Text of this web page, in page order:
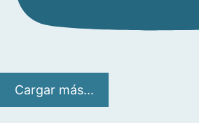
Cargar más...